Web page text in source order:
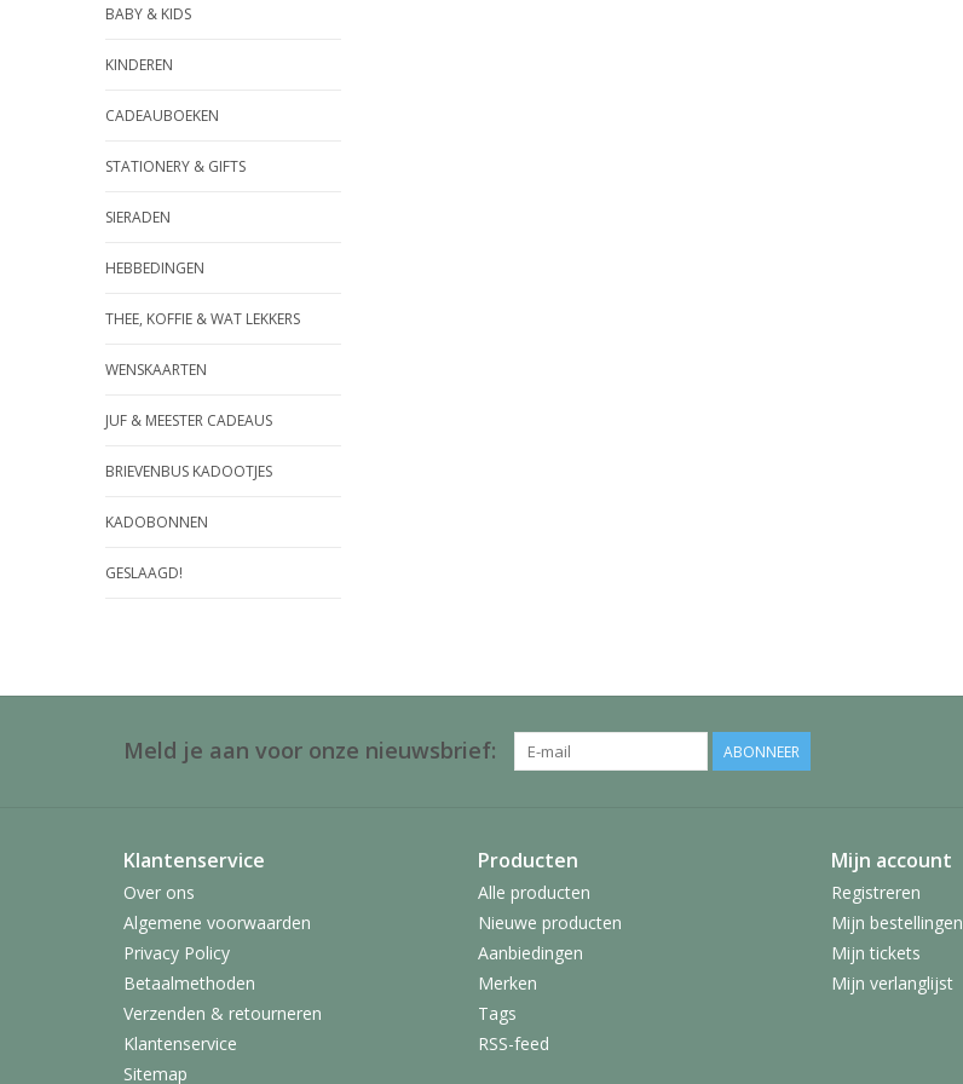
BABY & KIDS
KINDEREN
CADEAUBOEKEN
STATIONERY & GIFTS
SIERADEN
HEBBEDINGEN
THEE, KOFFIE & WAT LEKKERS
WENSKAARTEN
JUF & MEESTER CADEAUS
BRIEVENBUS KADOOTJES
KADOBONNEN
GESLAAGD!
Meld je aan voor onze nieuwsbrief: ABONNEER
Klantenservice
Over ons
Algemene voorwaarden
Privacy Policy
Betaalmethoden
Verzenden & retourneren
Klantenservice
Sitemap
Producten
Alle producten
Nieuwe producten
Aanbiedingen
Merken
Tags
RSS-feed
Mijn account
Registreren
Mijn bestellingen
Mijn tickets
Mijn verlanglijst